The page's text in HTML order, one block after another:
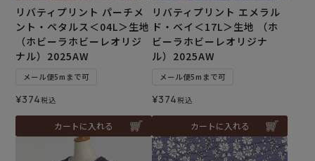
リバティプリント パーチメ
ント・ペタルス＜04L＞生地
（ホビーラホビーレオリジ
ナル）2025AW
メール便5mまで可
¥374税込
カートに入れる
リバティプリント エメラル
ド・ベイ＜17L＞生地 （ホ
ビーラホビーレオリジナ
ル）2025AW
メール便5mまで可
¥374税込
カートに入れる